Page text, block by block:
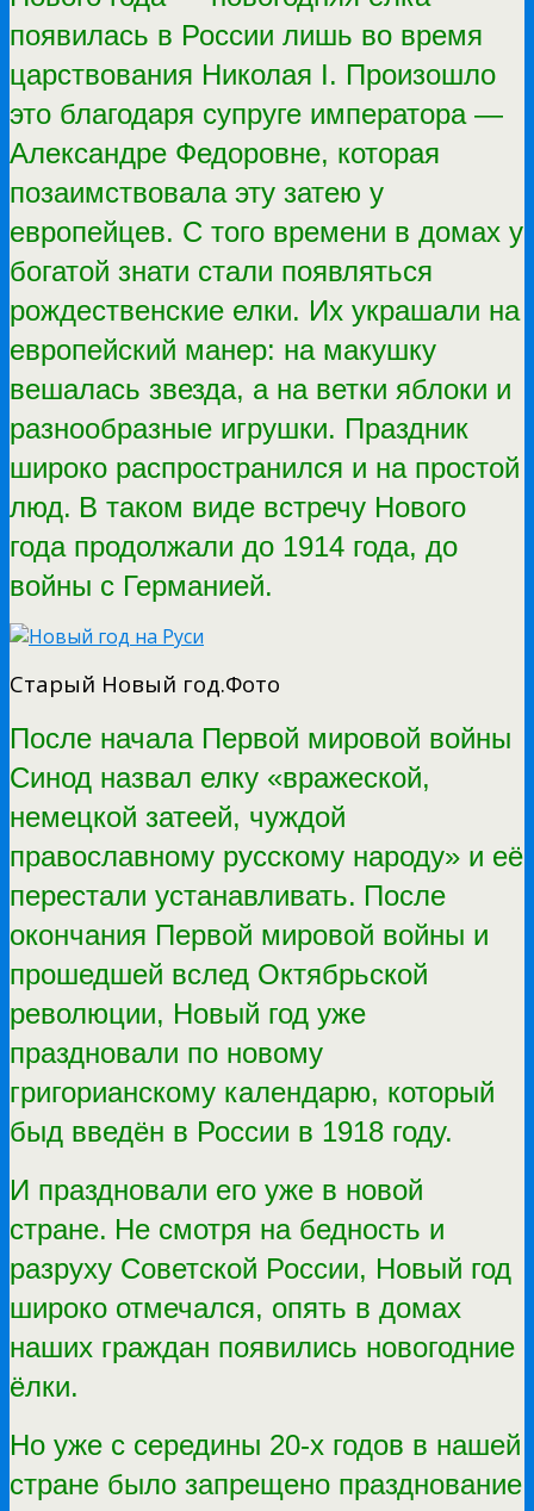
появилась в России лишь во время
царствования Николая I. Произошло
это благодаря супруге императора —
Александре Федоровне, которая
позаимствовала эту затею у
европейцев. С того времени в домах у
богатой знати стали появляться
рождественские елки. Их украшали на
европейский манер: на макушку
вешалась звезда, а на ветки яблоки и
разнообразные игрушки. Праздник
широко распространился и на простой
люд. В таком виде встречу Нового
года продолжали до 1914 года, до
войны с Германией.
Старый Новый год.Фото
После начала Первой мировой войны
Синод назвал елку «вражеской,
немецкой затеей, чуждой
православному русскому народу» и её
перестали устанавливать. После
окончания Первой мировой войны и
прошедшей вслед Октябрьской
революции, Новый год уже
праздновали по новому
григорианскому календарю, который
быд введён в России в 1918 году.
И праздновали его уже в новой
стране. Не смотря на бедность и
разруху Советской России, Новый год
широко отмечался, опять в домах
наших граждан появились новогодние
ёлки.
Но уже с середины 20-х годов в нашей
стране было запрещено празднование